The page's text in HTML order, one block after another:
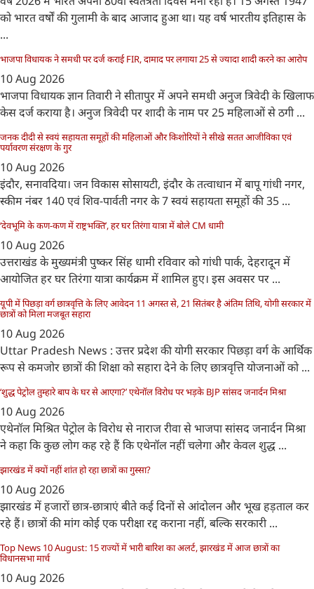
को भारत वर्षों की गुलामी के बाद आजाद हुआ था। यह वर्ष भारतीय इतिहास के
...
भाजपा विधायक ने समधी पर दर्ज कराई FIR, दामाद पर लगाया 25 से ज्यादा शादी करने का आरोप
10 Aug 2026
भाजपा विधायक ज्ञान तिवारी ने सीतापुर में अपने समधी अनुज त्रिवेदी के खिलाफ
केस दर्ज कराया है। अनुज त्रिवेदी पर शादी के नाम पर 25 महिलाओं से ठगी ...
जनक दीदी से स्वयं सहायता समूहों की महिलाओं और किशोरियों ने सीखे सतत आजीविका एवं
पर्यावरण संरक्षण के गुर
10 Aug 2026
इंदौर, सनावदिया। जन विकास सोसायटी, इंदौर के तत्वाधान में बापू गांधी नगर,
स्कीम नंबर 140 एवं शिव-पार्वती नगर के 7 स्वयं सहायता समूहों की 35 ...
‘देवभूमि के कण-कण में राष्ट्रभक्ति’, हर घर तिरंगा यात्रा में बोले CM धामी
10 Aug 2026
उत्तराखंड के मुख्यमंत्री पुष्कर सिंह धामी रविवार को गांधी पार्क, देहरादून में
आयोजित हर घर तिरंगा यात्रा कार्यक्रम में शामिल हुए। इस अवसर पर ...
यूपी में पिछड़ा वर्ग छात्रवृत्ति के लिए आवेदन 11 अगस्त से, 21 सितंबर है अंतिम तिथि, योगी सरकार में
छात्रों को मिला मजबूत सहारा
10 Aug 2026
Uttar Pradesh News : उत्तर प्रदेश की योगी सरकार पिछड़ा वर्ग के आर्थिक
रूप से कमजोर छात्रों की शिक्षा को सहारा देने के लिए छात्रवृत्ति योजनाओं को ...
‘शुद्ध पेट्रोल तुम्हारे बाप के घर से आएगा?’ एथेनॉल विरोध पर भड़के BJP सांसद जनार्दन मिश्रा
10 Aug 2026
एथेनॉल मिश्रित पेट्रोल के विरोध से नाराज रीवा से भाजपा सांसद जनार्दन मिश्रा
ने कहा कि कुछ लोग कह रहे हैं कि एथेनॉल नहीं चलेगा और केवल शुद्ध ...
झारखंड में क्यों नहीं शांत हो रहा छात्रों का गुस्सा?
10 Aug 2026
झारखंड में हजारों छात्र-छात्राएं बीते कई दिनों से आंदोलन और भूख हड़ताल कर
रहे हैं। छात्रों की मांग कोई एक परीक्षा रद्द कराना नहीं, बल्कि सरकारी ...
Top News 10 August: 15 राज्यों में भारी बारिश का अलर्ट, झारखंड में आज छात्रों का
विधानसभा मार्च
10 Aug 2026